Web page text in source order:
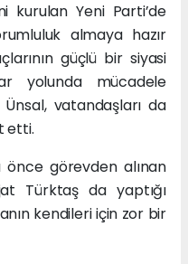
kurulan Yeni Parti’de
almaya hazır
güçlü bir siyasi
yolunda mücadele
vatandaşları da
etti.
önce görevden alınan
Türktaş da yaptığı
kendileri için zor bir